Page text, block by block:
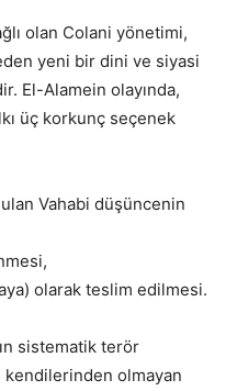
olan Colani yönetimi,
yeni bir dini ve siyasi
El-Alamein olayında,
üç korkunç seçenek
Vahabi düşüncenin
olarak teslim edilmesi.
sistematik terör
kendilerinden olmayan